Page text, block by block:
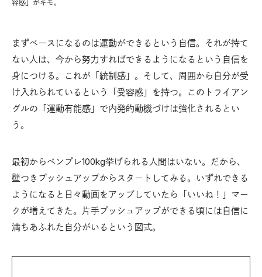
容感」がキモ。
まずベースになるのは運動ができるという自信。それが持て
ない人は、今から努力すればできるようになるという自信を
身につける。これが「統制感」。そして、周囲から自分が受
け入れられているという「受容感」を持つ。このトライアン
グルの「運動有能感」で内発的動機づけは強化されるとい
う。
最初からベンプレ100kg挙げられる人間はいない。だから、
壁つきプッシュアップからスタートしてみる。いずれできる
ようになると日々動画をアップしていたら「いいね！」マー
クが増えてきた。片手プッシュアップができる頃には自信に
満ちあふれた自分がいるという図式。